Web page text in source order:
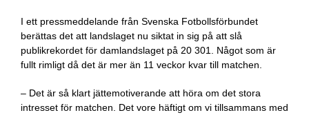
I ett pressmeddelande från Svenska Fotbollsförbundet
berättas det att landslaget nu siktat in sig på att slå
publikrekordet för damlandslaget på 20 301. Något som är
fullt rimligt då det är mer än 11 veckor kvar till matchen.
– Det är så klart jättemotiverande att höra om det stora
intresset för matchen. Det vore häftigt om vi tillsammans med